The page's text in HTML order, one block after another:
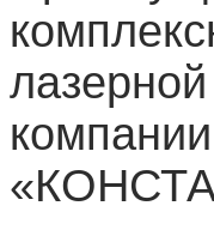
компании